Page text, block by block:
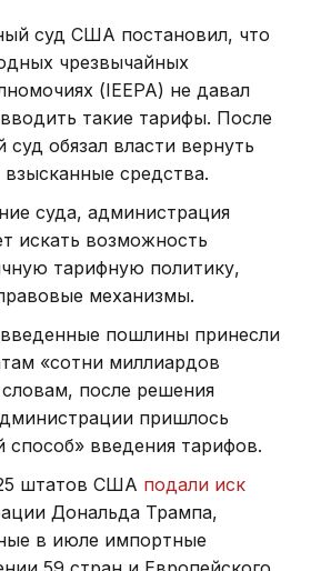
суд США постановил, что
чрезвычайных
(IEEPA) не давал
такие тарифы. После
обязал власти вернуть
средства.
суда, администрация
искать возможность
тарифную политику,
механизмы.
пошлины принесли
«сотни миллиардов
после решения
пришлось
способ» введения тарифов.
штатов США подали иск
Дональда Трампа,
в июле импортные